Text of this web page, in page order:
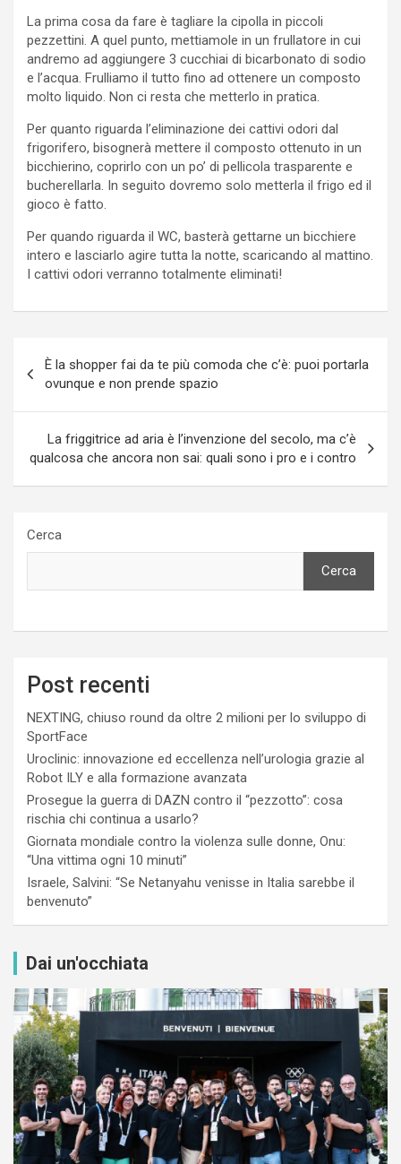
La prima cosa da fare è tagliare la cipolla in piccoli
pezzettini. A quel punto, mettiamole in un frullatore in cui
andremo ad aggiungere 3 cucchiai di bicarbonato di sodio
e l’acqua. Frulliamo il tutto fino ad ottenere un composto
molto liquido. Non ci resta che metterlo in pratica.
Per quanto riguarda l’eliminazione dei cattivi odori dal
frigorifero, bisognerà mettere il composto ottenuto in un
bicchierino, coprirlo con un po’ di pellicola trasparente e
bucherellarla. In seguito dovremo solo metterla il frigo ed il
gioco è fatto.
Per quando riguarda il WC, basterà gettarne un bicchiere
intero e lasciarlo agire tutta la notte, scaricando al mattino.
I cattivi odori verranno totalmente eliminati!
Navigazione
articoli
È la shopper fai da te più comoda che c’è: puoi portarla
ovunque e non prende spazio
La friggitrice ad aria è l’invenzione del secolo, ma c’è
qualcosa che ancora non sai: quali sono i pro e i contro
Cerca
Cerca
Post recenti
NEXTING, chiuso round da oltre 2 milioni per lo sviluppo di
SportFace
Uroclinic: innovazione ed eccellenza nell’urologia grazie al
Robot ILY e alla formazione avanzata
Prosegue la guerra di DAZN contro il “pezzotto”: cosa
rischia chi continua a usarlo?
Giornata mondiale contro la violenza sulle donne, Onu:
“Una vittima ogni 10 minuti”
Israele, Salvini: “Se Netanyahu venisse in Italia sarebbe il
benvenuto”
Dai un'occhiata